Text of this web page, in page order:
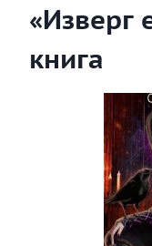
«Изверг
книга